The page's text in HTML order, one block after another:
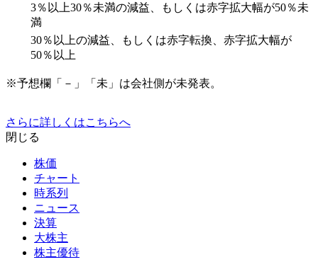
3％以上30％未満の減益、もしくは赤字拡大幅が50％未
満
30％以上の減益、もしくは赤字転換、赤字拡大幅が
50％以上
※予想欄「－」「未」は会社側が未発表。
さらに詳しくはこちらへ
閉じる
株価
チャート
時系列
ニュース
決算
大株主
株主優待